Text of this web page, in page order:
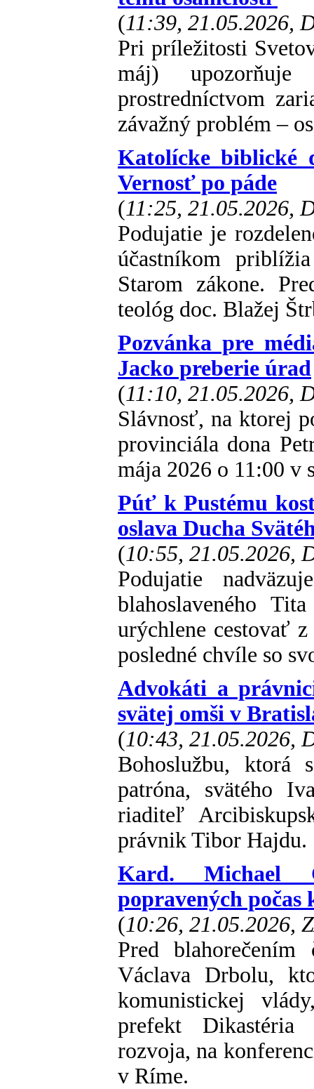
(11:39, 21.05.2026,
Pri príležitosti
máj) upozorňuje
prostredníctvom
závažný problém –
Katolícke biblické
Vernosť po páde
(11:25, 21.05.2026,
Podujatie je
účastníkom
Starom zákone.
teológ doc. Blažej
Pozvánka pre
Jacko preberie úrad
(11:10, 21.05.2026,
Slávnosť, na ktorej
provinciála dona
mája 2026 o 11:00 v
Púť k Pustému
oslava Ducha
(10:55, 21.05.2026,
Podujatie
blahoslaveného
urýchlene cestovať
posledné chvíle so
Advokáti a
svätej omši v
(10:43, 21.05.2026,
Bohoslužbu, ktorá
patróna, svätého
riaditeľ
právnik Tibor Hajdu.
Kard. Michael
popravených počas
(10:26, 21.05.2026,
Pred
Václava Drbolu,
komunistickej
prefekt Dikastéria
rozvoja, na
v Ríme.